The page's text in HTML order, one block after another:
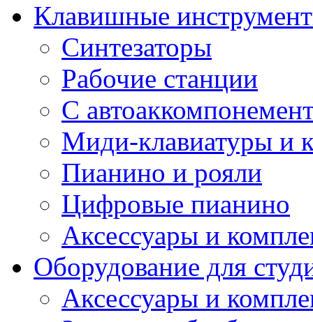
Клавишные
Синтезаторы
Рабочие станции
С
Миди-клавиатуры и
Пианино и рояли
Цифровые пианино
Аксессуары и
Оборудование для
Аксессуары и